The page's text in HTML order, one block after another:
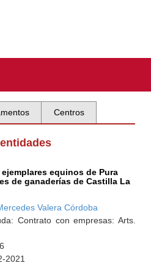
Centros
equinos de Pura
de ganaderías de Castilla La
Valera Córdoba
Contrato con empresas: Arts.
2021